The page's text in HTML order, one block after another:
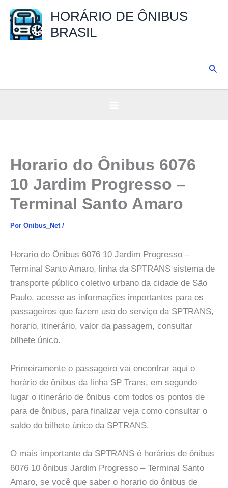
para
HORÁRIO DE ÔNIBUS
BRASIL
Horario do Ônibus 6076
10 Jardim Progresso –
Terminal Santo Amaro
Por Onibus_Net /
Horario do Ônibus 6076 10 Jardim Progresso –
Terminal Santo Amaro, linha da SPTRANS sistema de
transporte público coletivo urbano da cidade de São
Paulo, acesse as informações importantes para os
passageiros que fazem uso do serviço da SPTRANS,
horario, itinerário, valor da passagem, consultar
bilhete único.
Primeiramente o passageiro vai encontrar aqui o
horário de ônibus da linha SP Trans, em segundo
lugar o itinerário de ônibus com todos os pontos de
para de ônibus, para finalizar veja como consultar o
saldo do bilhete único da SPTRANS.
O mais importante da SPTRANS é horários de ônibus
6076 10 ônibus Jardim Progresso – Terminal Santo
Amaro, se você que saber o horario do ônibus de